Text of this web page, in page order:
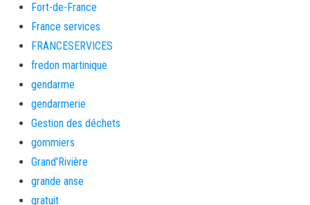
Fort-de-France
France services
FRANCESERVICES
fredon martinique
gendarme
gendarmerie
Gestion des déchets
gommiers
Grand'Rivière
grande anse
gratuit